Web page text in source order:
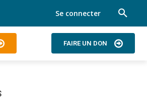
Se connecter
FAIRE UN DON